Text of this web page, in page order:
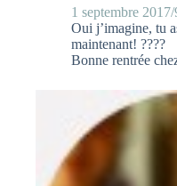
1 septembre
Oui j’imagine, tu
maintenant! ????
Bonne rentrée